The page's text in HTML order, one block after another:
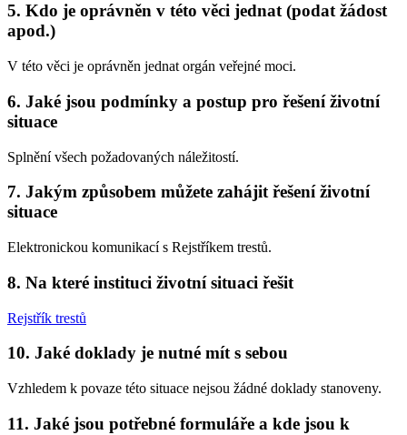
5. Kdo je oprávněn v této věci jednat (podat žádost
apod.)
V této věci je oprávněn jednat orgán veřejné moci.
6. Jaké jsou podmínky a postup pro řešení životní
situace
Splnění všech požadovaných náležitostí.
7. Jakým způsobem můžete zahájit řešení životní
situace
Elektronickou komunikací s Rejstříkem trestů.
8. Na které instituci životní situaci řešit
Rejstřík trestů
10. Jaké doklady je nutné mít s sebou
Vzhledem k povaze této situace nejsou žádné doklady stanoveny.
11. Jaké jsou potřebné formuláře a kde jsou k